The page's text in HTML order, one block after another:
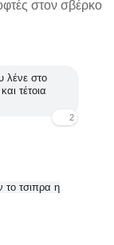
στον σβέρκο
λένε στο
τέτοια
2
το τσιπρα η